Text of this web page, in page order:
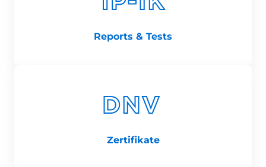
Reports & Tests
Zertifikate